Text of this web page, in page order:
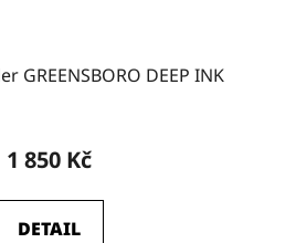
GREENSBORO DEEP INK
1 850 Kč
DETAIL